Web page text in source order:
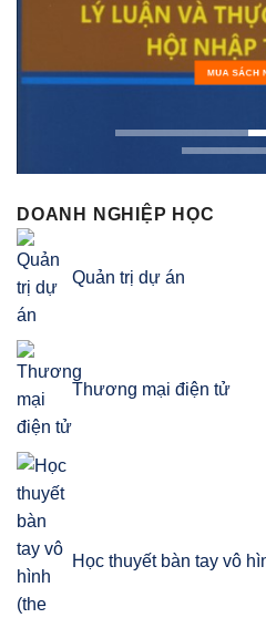
MUA SÁCH
DOANH NGHIỆP HỌC
Quản trị dự án
Thương mại điện tử
Học thuyết bàn tay vô